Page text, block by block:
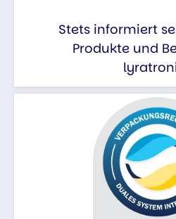
Stets informiert
Produkte und